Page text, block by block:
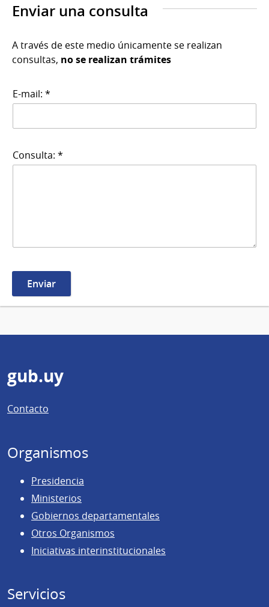
Enviar una consulta
A través de este medio únicamente se realizan
consultas, no se realizan trámites
E-mail: *
Consulta: *
Pie
de
página
gub.uy
Contacto
Organismos
Presidencia
Ministerios
Gobiernos departamentales
Otros Organismos
Iniciativas interinstitucionales
Servicios